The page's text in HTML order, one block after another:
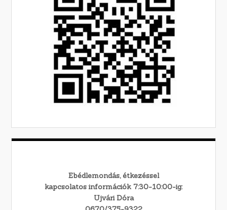
Ebédlemondás, étkezéssel
kapcsolatos információk 7:30-10:00-ig:
Ujvári Dóra